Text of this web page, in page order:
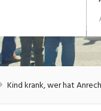
Ausbildung /
Kind krank, wer hat